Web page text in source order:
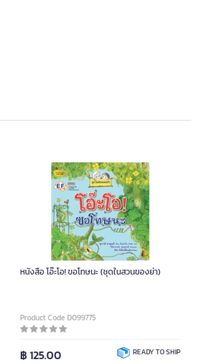
หนังสือ โอ๊ะโอ! ขอโทษนะ (ชุดในสวนของย่า)
Product Code D099775
฿ 125.00 READY TO SHIP